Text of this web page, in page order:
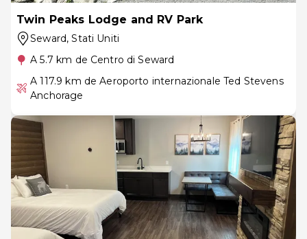
Twin Peaks Lodge and RV Park
Seward, Stati Uniti
A 5.7 km de Centro di Seward
A 117.9 km de Aeroporto internazionale Ted Stevens
Anchorage